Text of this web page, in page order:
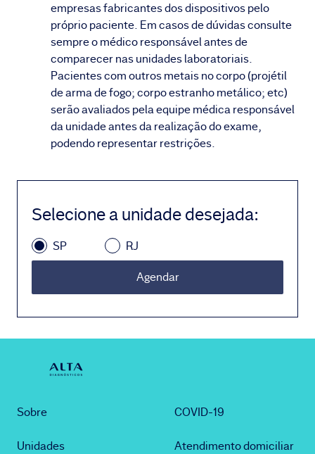
empresas fabricantes dos dispositivos pelo
próprio paciente. Em casos de dúvidas consulte
sempre o médico responsável antes de
comparecer nas unidades laboratoriais.
Pacientes com outros metais no corpo (projétil
de arma de fogo; corpo estranho metálico; etc)
serão avaliados pela equipe médica responsável
da unidade antes da realização do exame,
podendo representar restrições.
Selecione a unidade desejada:
SP RJ
Agendar
Sobre
Unidades
COVID-19
Atendimento domiciliar